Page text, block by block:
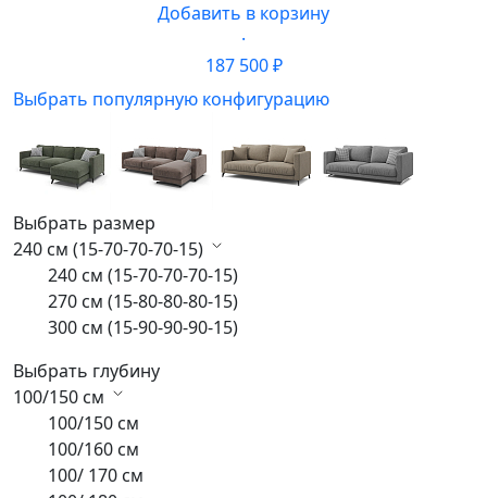
Добавить в корзину
·
187 500 ₽
Выбрать популярную конфигурацию
Выбрать размер
240 см (15-70-70-70-15)
240 см (15-70-70-70-15)
270 см (15-80-80-80-15)
300 см (15-90-90-90-15)
Выбрать глубину
100/150 см
100/150 см
100/160 см
100/ 170 см